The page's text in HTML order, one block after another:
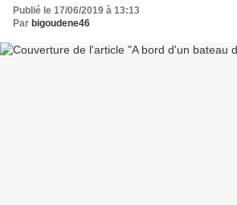
Publié le 17/06/2019 à 13:13
Par bigoudene46